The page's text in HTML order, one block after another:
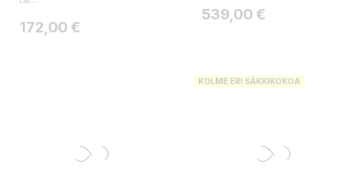
Hinta
172,00 €
Hinta
539,00 €
KOLME ERI SÄKKIKOKOA